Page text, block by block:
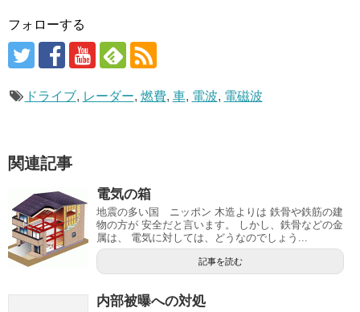
フォローする
ドライブ, レーダー, 燃費, 車, 電波, 電磁波
関連記事
電気の箱
地震の多い国 ニッポン 木造よりは 鉄骨や鉄筋の建
物の方が 安全だと言います。 しかし、鉄骨などの金
属は、 電気に対しては、どうなのでしょう...
記事を読む
内部被曝への対処